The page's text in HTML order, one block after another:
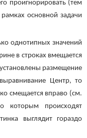
проигнорировать (тем
основной задачи
однотипных значений
в строках вмещается
размещение
Центр, то
смещается вправо (см.
которым происходят
выглядит гораздо